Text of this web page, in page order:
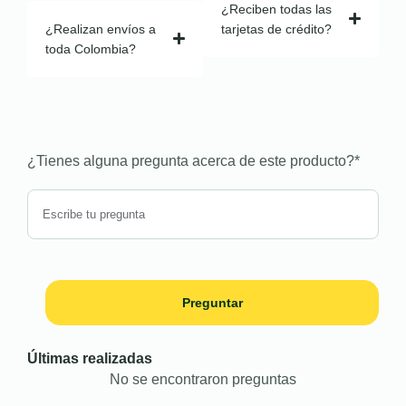
¿Realizan envíos a
toda Colombia?
¿Reciben todas las
tarjetas de crédito?
¿Tienes alguna pregunta acerca de este producto?*
Preguntar
Últimas realizadas
No se encontraron preguntas